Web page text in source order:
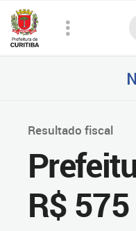
Resultado fiscal
R$